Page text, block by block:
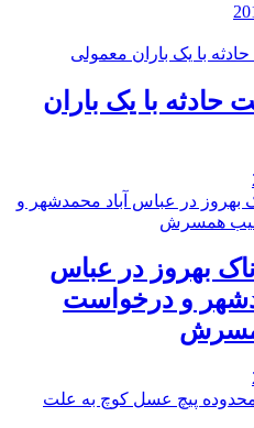
حادثه با یک باران
بهروز در عباس
و درخواست